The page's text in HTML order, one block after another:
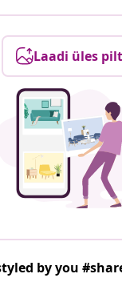
Laadi üles pilt
by you